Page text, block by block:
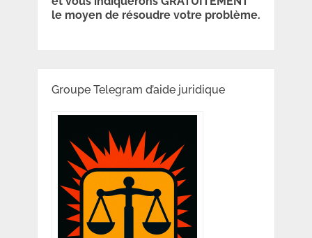
le moyen de résoudre votre problème.
Groupe Telegram d’aide juridique